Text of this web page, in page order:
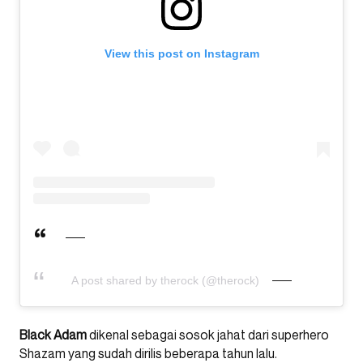
View this post on Instagram
A post shared by therock (@therock)
Black Adamdikenal sebagai sosok jahat dari superhero
Shazam yang sudah dirilis beberapa tahun lalu.